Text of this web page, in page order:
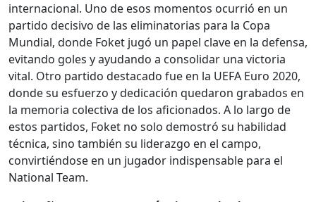
internacional. Uno de esos momentos ocurrió en un
partido decisivo de las eliminatorias para la Copa
Mundial, donde Foket jugó un papel clave en la defensa,
evitando goles y ayudando a consolidar una victoria
vital. Otro partido destacado fue en la UEFA Euro 2020,
donde su esfuerzo y dedicación quedaron grabados en
la memoria colectiva de los aficionados. A lo largo de
estos partidos, Foket no solo demostró su habilidad
técnica, sino también su liderazgo en el campo,
convirtiéndose en un jugador indispensable para el
National Team.